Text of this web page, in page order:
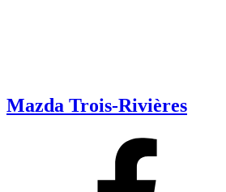
Mazda Trois-Rivières